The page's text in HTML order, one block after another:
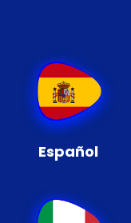
Español